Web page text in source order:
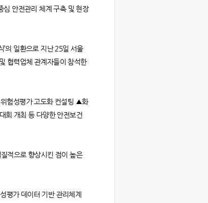
심 안전관리 체계 구축 및 현장
’의 일환으로 지난 25일 서울
협력업체 관계자들이 참석한
험성평가 고도화 컨설팅 ▲화
회 개최 등 다양한 안전보건
적으로 향상시킨 점이 높은
평가 데이터 기반 관리체계